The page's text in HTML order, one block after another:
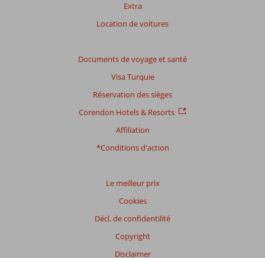
Extra
Location de voitures
Documents de voyage et santé
Visa Turquie
Réservation des sièges
Corendon Hotels & Resorts
Affiliation
*Conditions d'action
Le meilleur prix
Cookies
Décl. de confidentilité
Copyright
Disclaimer